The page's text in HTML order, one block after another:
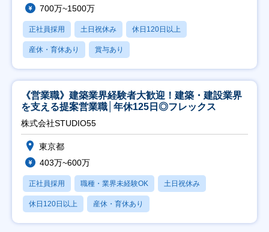
700万~1500万
正社員採用 土日祝休み 休日120日以上
産休・育休あり 賞与あり
《営業職》建築業界経験者大歓迎！建築・建設業界
を支える提案営業職│年休125日◎フレックス
株式会社STUDIO55
東京都
403万~600万
正社員採用 職種・業界未経験OK 土日祝休み
休日120日以上 産休・育休あり